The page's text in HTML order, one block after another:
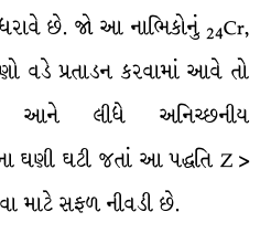
છે. જો આ નાભિકોનું 24Cr,
વડે પ્રતાડન કરવામાં આવે તો
લીધે અનિચ્છનીય
ઘણી ઘટી જતાં આ પદ્ધતિ Z >
માટે સફળ નીવડી છે.